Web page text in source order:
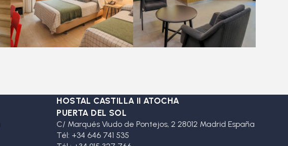
HOSTAL CASTILLA II ATOCHA
PUERTA DEL SOL
C/ Marqués Viudo de Pontejos, 2 28012 Madrid España
Tél: +34 646 741 535